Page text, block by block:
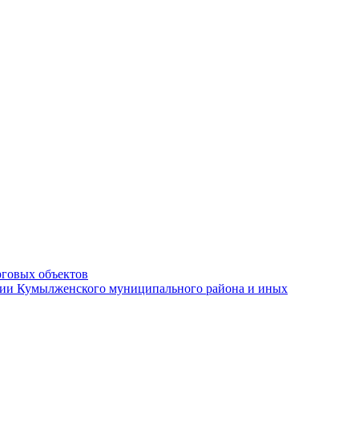
объектов
Кумылженского муниципального района и иных